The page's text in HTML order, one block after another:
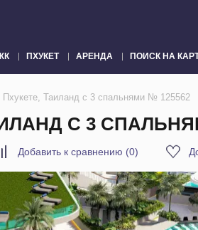
ПХУКЕТ АРЕНДА ПОИСК НА
Пхукете, Таиланд с 3 спальнями № 125562
С 3
Добавить к сравнению (0)